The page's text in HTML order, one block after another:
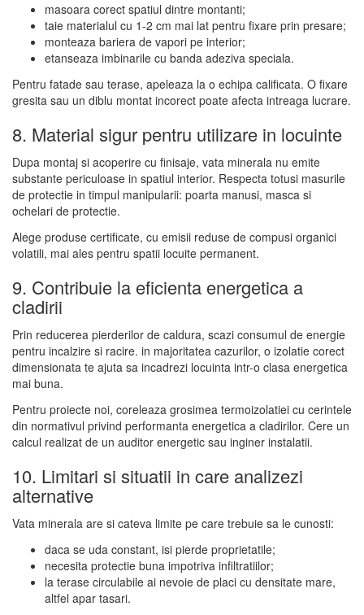
masoara corect spatiul dintre montanti;
taie materialul cu 1-2 cm mai lat pentru fixare prin presare;
monteaza bariera de vapori pe interior;
etanseaza imbinarile cu banda adeziva speciala.
Pentru fatade sau terase, apeleaza la o echipa calificata. O fixare
gresita sau un diblu montat incorect poate afecta intreaga lucrare.
8. Material sigur pentru utilizare in locuinte
Dupa montaj si acoperire cu finisaje, vata minerala nu emite
substante periculoase in spatiul interior. Respecta totusi masurile
de protectie in timpul manipularii: poarta manusi, masca si
ochelari de protectie.
Alege produse certificate, cu emisii reduse de compusi organici
volatili, mai ales pentru spatii locuite permanent.
9. Contribuie la eficienta energetica a
cladirii
Prin reducerea pierderilor de caldura, scazi consumul de energie
pentru incalzire si racire. in majoritatea cazurilor, o izolatie corect
dimensionata te ajuta sa incadrezi locuinta intr-o clasa energetica
mai buna.
Pentru proiecte noi, coreleaza grosimea termoizolatiei cu cerintele
din normativul privind performanta energetica a cladirilor. Cere un
calcul realizat de un auditor energetic sau inginer instalatii.
10. Limitari si situatii in care analizezi
alternative
Vata minerala are si cateva limite pe care trebuie sa le cunosti:
daca se uda constant, isi pierde proprietatile;
necesita protectie buna impotriva infiltratiilor;
la terase circulabile ai nevoie de placi cu densitate mare,
altfel apar tasari.